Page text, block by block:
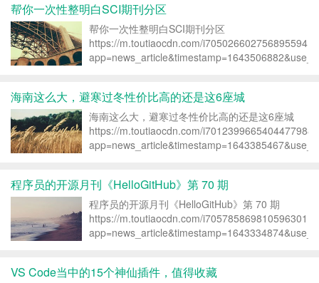
帮你一次性整明白SCI期刊分区
帮你一次性整明白SCI期刊分区
https://m.toutiaocdn.com/i7050266027568955941/
海南这么大，避寒过冬性价比高的还是这6座城
海南这么大，避寒过冬性价比高的还是这6座城
https://m.toutiaocdn.com/i7012399665404477988/
程序员的开源月刊《HelloGitHub》第 70 期
程序员的开源月刊《HelloGitHub》第 70 期
https://m.toutiaocdn.com/i7057858698105963011/
VS Code当中的15个神仙插件，值得收藏